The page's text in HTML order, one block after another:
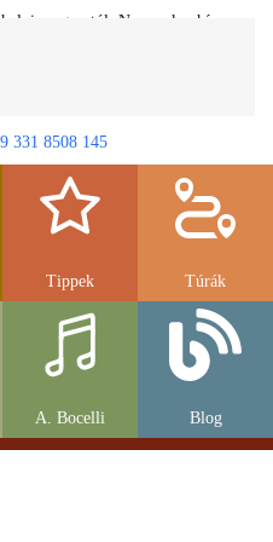
magyartól. Nemcsak a híres
331 8508 145
Tippek Túrák
A. Bocelli Blog